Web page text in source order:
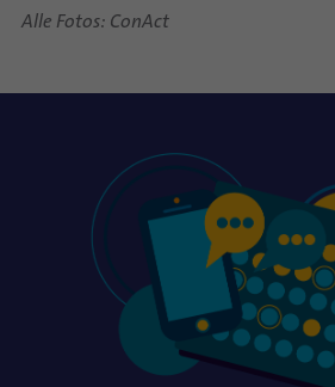
Alle Fotos: ConAct